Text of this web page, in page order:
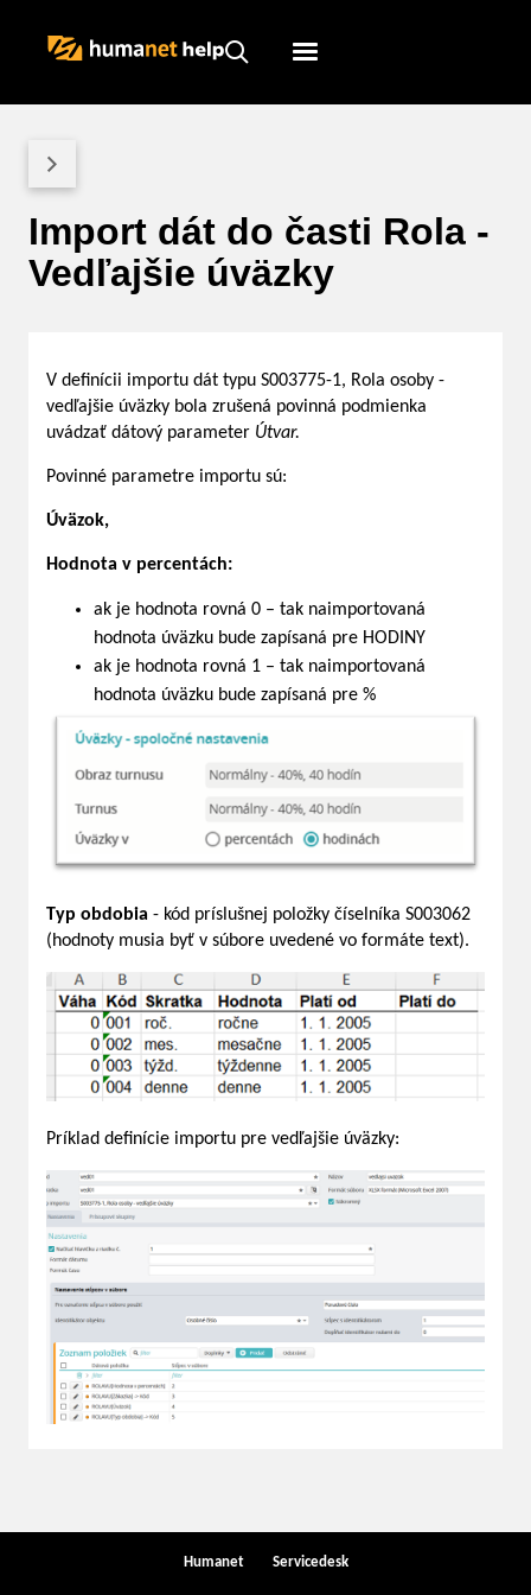
Humanet
Import dát do časti Rola -
Vedľajšie úväzky
V definícii importu dát typu S003775-1, Rola osoby -
vedľajšie úväzky bola zrušená povinná podmienka
uvádzať dátový parameter Útvar.
Povinné parametre importu sú:
Úväzok,
Hodnota v percentách:
ak je hodnota rovná 0 – tak naimportovaná
hodnota úväzku bude zapísaná pre HODINY
ak je hodnota rovná 1 – tak naimportovaná
hodnota úväzku bude zapísaná pre %
Typ obdobia - kód príslušnej položky číselníka S003062
(hodnoty musia byť v súbore uvedené vo formáte text).
Príklad definície importu pre vedľajšie úväzky:
Humanet Servicedesk